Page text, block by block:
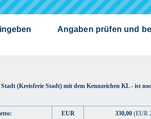
Angaben prüfen und
(Kreisfreie Stadt) mit dem Kennzeichen KL - ist
EUR 330,00 (EUR